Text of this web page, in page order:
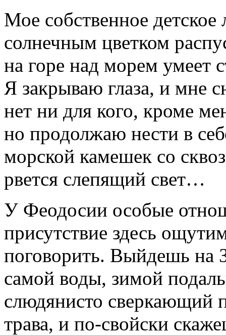
Мое собственное
солнечным цветком
на горе над морем умеет
Я закрываю глаза, и мне
нет ни для кого, кроме
но продолжаю нести в
морской камешек со
рвется слепящий свет…
У Феодосии особые
присутствие здесь
поговорить. Выйдешь на
самой воды, зимой
слюдянисто сверкающий
трава, и по-свойски